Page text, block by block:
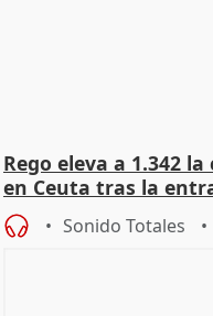
Rego eleva a 1.342
en Ceuta tras la
Sonido Totales